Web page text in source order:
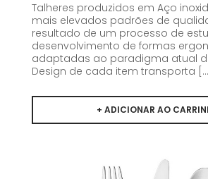
Talheres produzidos em Aço
mais elevados padrões de
resultado de um processo de
desenvolvimento de formas
adaptadas ao paradigma atual
Design de cada item transporta [...]